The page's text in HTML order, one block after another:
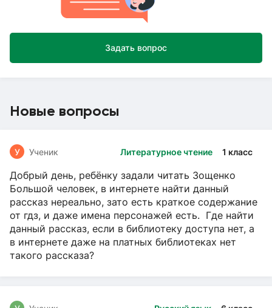
Задать вопрос
Новые вопросы
Литературное чтение 1 класс
У Ученик
Добрый день, ребёнку задали читать Зощенко
Большой человек, в интернете найти данный
рассказ нереально, зато есть краткое содержание
от гдз, и даже имена персонажей есть. Где найти
данный рассказ, если в библиотеку доступа нет, а
в интернете даже на платных библиотеках нет
такого рассказа?